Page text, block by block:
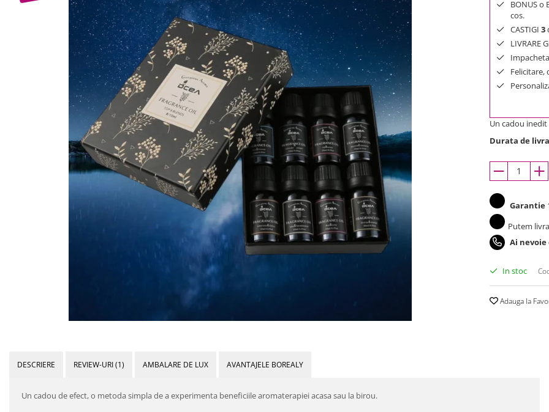
Cele mai vandute
Cele mai votate
0 Lei - 100 Lei
100 Lei - 200 Lei
300 Lei - 500 Lei
BONUS o
cos.
CASTIGI 3
LIVRARE
Felicitare,
Un cadou inedit
Durata de
Garantie
Putem
Ai
In stoc
Adauga la
DESCRIERE REVIEW-URI(1) AMBALARE DE LUX AVANTAJELE BOREALY
Un cadou de efect, o metoda simpla de a experimenta beneficiile aromaterapiei acasa sau la birou.